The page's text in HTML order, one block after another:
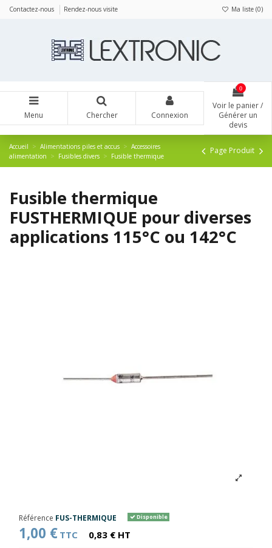
Contactez-nous Rendez-nous visite Ma liste (0)
Menu Chercher Connexion
0
Voir le panier /
Générer un
devis
Accueil Alimentations piles et accus
Accessoires
alimentation
Fusibles divers Fusible thermique
Page Produit
Fusible thermique
FUSTHERMIQUE pour diverses
applications 115°C ou 142°C
Référence FUS-THERMIQUE Disponible
1,00 € TTC 0,83 € HT
Panneau de gestion des cookies